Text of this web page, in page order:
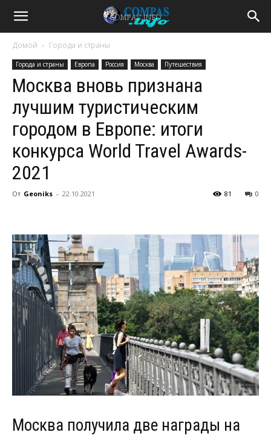
Домой Города и страны
Города и страны Европа Россия Москва Путешествия
Москва вновь признана
лучшим туристическим
городом в Европе: итоги
конкурса World Travel Awards-
2021
От Geoniks - 22.10.2021 0
81
Москва получила две награды на